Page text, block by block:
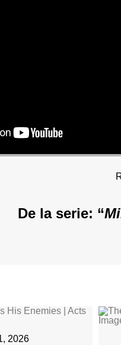
De la serie: “
2026